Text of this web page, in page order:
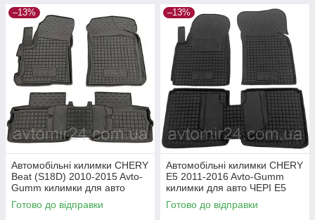
–13%
Автомобільні килимки CHERY
Beat (S18D) 2010-2015 Avto-
Gumm килимки для авто
ЧЕРІ Біт (С18Д) 2010-2015
Автогум
Готово до відправки
–13%
Автомобільні килимки CHERY
E5 2011-2016 Avto-Gumm
килимки для авто ЧЕРІ Е5
2011-2016 Автогум
Готово до відправки